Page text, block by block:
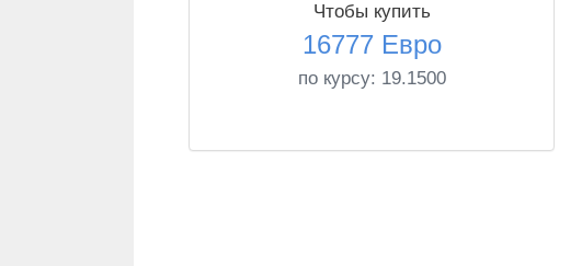
Чтобы купить
16777 Евро
по курсу: 19.1500